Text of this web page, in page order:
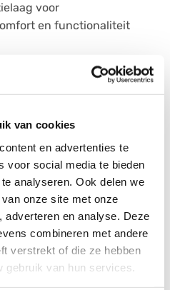
van cookies
en advertenties te
voor social media te bieden
analyseren. Ook delen we
onze site met onze
adverteren en analyse. Deze
combineren met andere
verstrekt of die ze hebben
van hun services.
voor
en functionaliteit